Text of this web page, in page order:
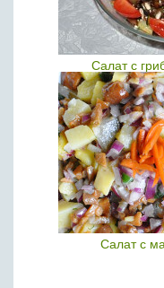
Салат с
Салат с